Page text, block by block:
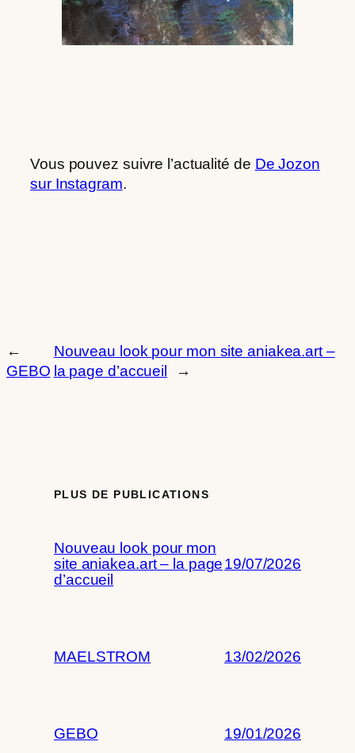
Vous pouvez suivre l’actualité de De Jozon
sur Instagram.
←
GEBO
Nouveau look pour mon site aniakea.art –
la page d’accueil
→
PLUS DE PUBLICATIONS
Nouveau look pour mon
site aniakea.art – la page
d’accueil
19/07/2026
MAELSTROM 13/02/2026
GEBO 19/01/2026